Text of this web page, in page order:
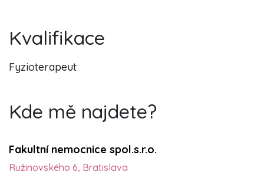
Kvalifikace
Fyzioterapeut
Kde mě najdete?
Fakultní nemocnice spol.s.r.o.
Ružinovského 6, Bratislava